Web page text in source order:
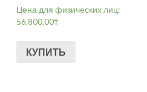
Цена для физических лиц:
56,800.00₸
КУПИТЬ